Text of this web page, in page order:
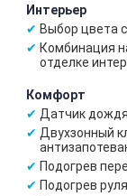
Интерьер
Выбор цвета
Комбинация
отделке
Комфорт
Датчик дождя
Двухзонный
Подогрев
Подогрев руля